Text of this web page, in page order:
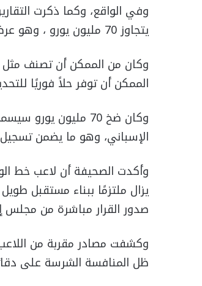
وفي الواقع، وكما ذكرت
يتجاوز 70 مليون يورو ، وهو عرض كبير بما يكفي لكي يفكر برشلونة في التفاوض.
وكان من الممكن أن تصنف مثل
الممكن أن توفر حلاً فوريًا
الإسباني، وهو ما يضمن تسجيل
وأكدت الصحيفة أن لاعب خط
يزال ملتزمًا ببناء مستقبل
صدور القرار مباشرة من مجلس
وكشفت مصادر مقربة من
ظل المنافسة الشرسة على